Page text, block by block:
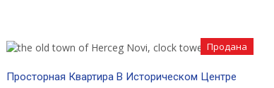
Продана
Просторная Квартира В Историческом Центре